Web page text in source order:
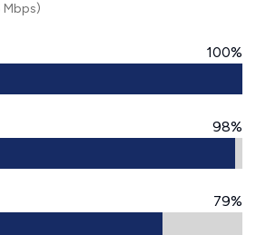
Mbps)
100%
98%
79%